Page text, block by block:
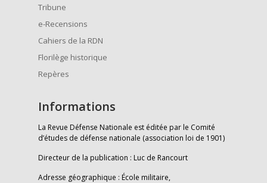
Tribune
e-Recensions
Cahiers de la RDN
Florilège historique
Repères
Informations
La Revue Défense Nationale est éditée par le Comité
d’études de défense nationale (association loi de 1901)
Directeur de la publication : Luc de Rancourt
Adresse géographique : École militaire,